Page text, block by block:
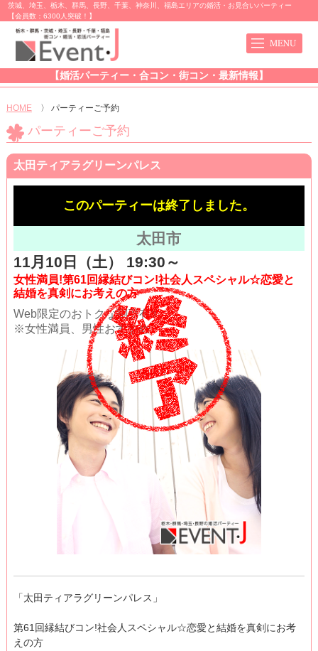
茨城、埼玉、栃木、群馬、長野、千葉、神奈川、福島エリアの婚活・お見合いパーティー
【会員数：6300人突破！】
【婚活パーティー・合コン・街コン・最新情報】
HOME 〉 パーティーご予約
パーティーご予約
太田ティアラグリーンパレス
このパーティーは終了しました。
太田市
11月10日（土） 19:30～
女性満員!第61回縁結びコン!社会人スペシャル☆恋愛と
結婚を真剣にお考えの方
Web限定のおトクな割引有!!
※女性満員、男性おすすめ
「太田ティアラグリーンパレス」
第61回縁結びコン!社会人スペシャル☆恋愛と結婚を真剣にお考
えの方